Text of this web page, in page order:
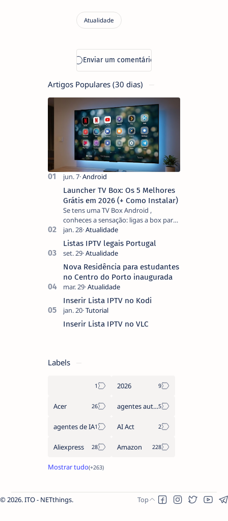
Artigos Populares (30 dias)
Launcher TV Box: Os 5 Melhores
Grátis em 2026 (+ Como Instalar)
Se tens uma TV Box Android ,
conheces a sensação: ligas a box para
ver um filme e o ecrã inicial está
coberto de sugestões que não
pediste, ban…
Listas IPTV legais Portugal
Nova Residência para estudantes
no Centro do Porto inaugurada
Inserir Lista IPTV no Kodi
Inserir Lista IPTV no VLC
Labels
2026
Acer agentes autónomos
agentes de IA AI Act
Aliexpress Amazon
2026.ITO - NETthings.